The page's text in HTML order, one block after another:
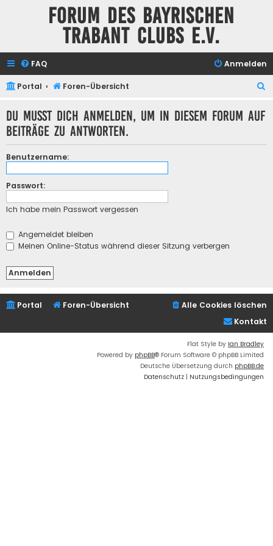
Forum des Bayrischen
Trabant Clubs e.V.
FAQ Anmelden
Portal Foren-Übersicht
Du musst dich anmelden, um in diesem Forum auf
Beiträge zu antworten.
Benutzername:
Passwort:
Ich habe mein Passwort vergessen
Angemeldet bleiben
Meinen Online-Status während dieser Sitzung verbergen
Portal Foren-Übersicht
Alle Cookies löschen
Kontakt
Flat Style by Ian Bradley
Powered by phpBB® Forum Software © phpBB Limited
Deutsche Übersetzung durch phpBB.de
Datenschutz | Nutzungsbedingungen